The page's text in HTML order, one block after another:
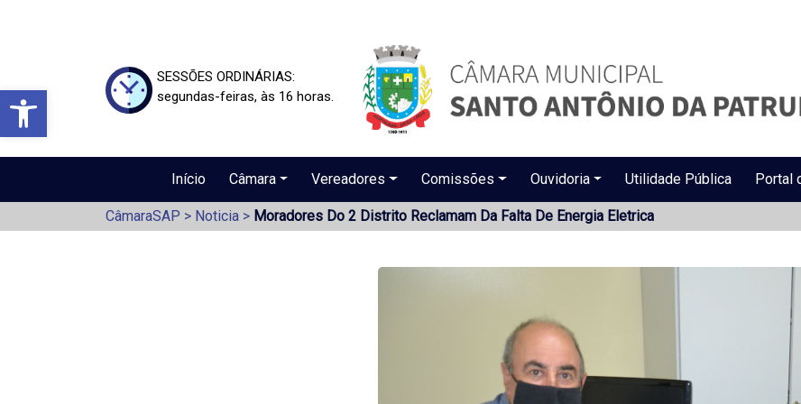
Barra de Ferramentas Aberta
SESSÕES ORDINÁRIAS:
segundas-feiras, às 16 horas.
Início Câmara Vereadores Comissões Ouvidoria Utilidade Pública Portal
CâmaraSAP > Noticia > Moradores Do 2 Distrito Reclamam Da Falta De Energia Eletrica